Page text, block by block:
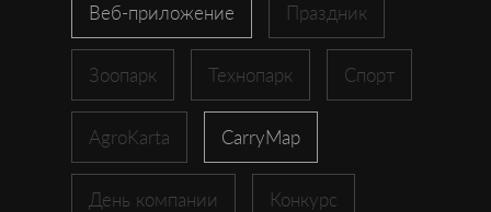
Веб-приложение Праздник
Зоопарк Технопарк Спорт
AgroKarta CarryMap
День компании Конкурс